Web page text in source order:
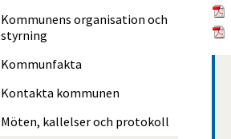
Kommunens organisation och
styrning
Kommunfakta
Kontakta kommunen
Möten, kallelser och protokoll